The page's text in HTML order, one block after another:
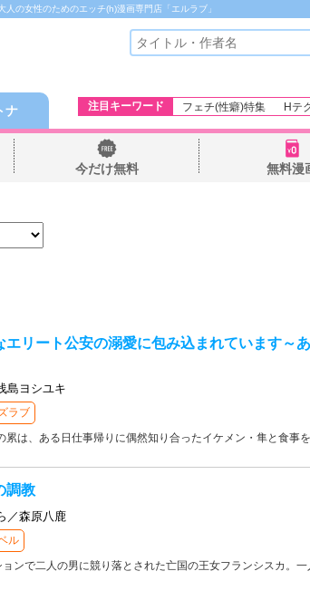
人の女性のためのエッチ(h)漫画専門店「エルラブ」
ナ 注目キーワード フェチ(性癖)特集 Hテ
今だけ無料 無料漫
エリート公安の溺愛に包み込まれています～
島ヨシユキ
ラブ
累は、ある日仕事帰りに偶然知り合ったイケメン・隼と食事
調教
／森原八鹿
ル
ョンで二人の男に競り落とされた亡国の王女フランシスカ。